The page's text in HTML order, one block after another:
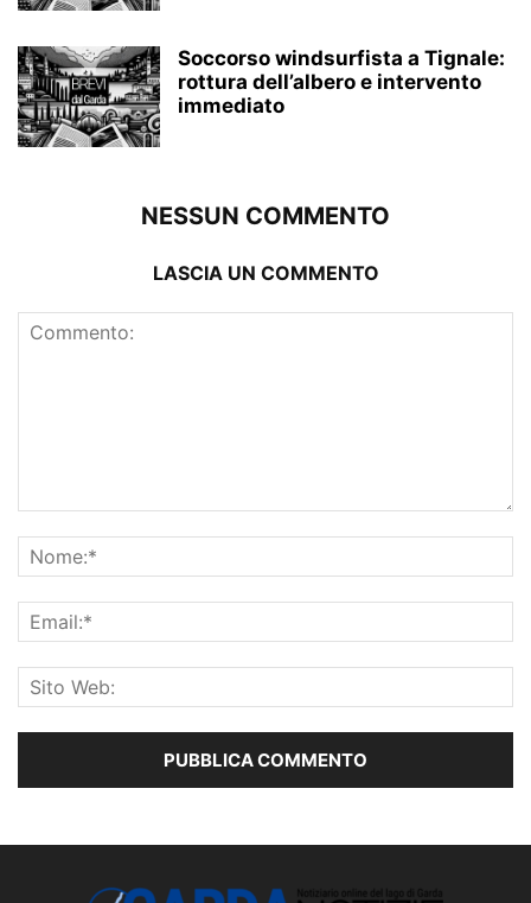
Soccorso windsurfista a Tignale:
rottura dell’albero e intervento
immediato
NESSUN COMMENTO
LASCIA UN COMMENTO